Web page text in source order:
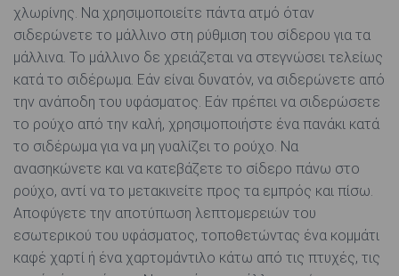
χλωρίνης. Να χρησιμοποιείτε πάντα ατμό όταν
σιδερώνετε το μάλλινο στη ρύθμιση του σίδερου για τα
μάλλινα. Το μάλλινο δε χρειάζεται να στεγνώσει τελείως
κατά το σιδέρωμα. Εάν είναι δυνατόν, να σιδερώνετε από
την ανάποδη του υφάσματος. Εάν πρέπει να σιδερώσετε
το ρούχο από την καλή, χρησιμοποιήστε ένα πανάκι κατά
το σιδέρωμα για να μη γυαλίζει το ρούχο. Να
ανασηκώνετε και να κατεβάζετε το σίδερο πάνω στο
ρούχο, αντί να το μετακινείτε προς τα εμπρός και πίσω.
Αποφύγετε την αποτύπωση λεπτομερειών του
εσωτερικού του υφάσματος, τοποθετώντας ένα κομμάτι
καφέ χαρτί ή ένα χαρτομάντιλο κάτω από τις πτυχές, τις